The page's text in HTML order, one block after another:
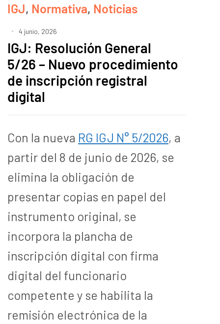
IGJ, Normativa, Noticias
4 junio, 2026
IGJ: Resolución General
5/26 – Nuevo procedimiento
de inscripción registral
digital
Con la nueva RG IGJ N° 5/2026, a
partir del 8 de junio de 2026, se
elimina la obligación de
presentar copias en papel del
instrumento original, se
incorpora la plancha de
inscripción digital con firma
digital del funcionario
competente y se habilita la
remisión electrónica de la